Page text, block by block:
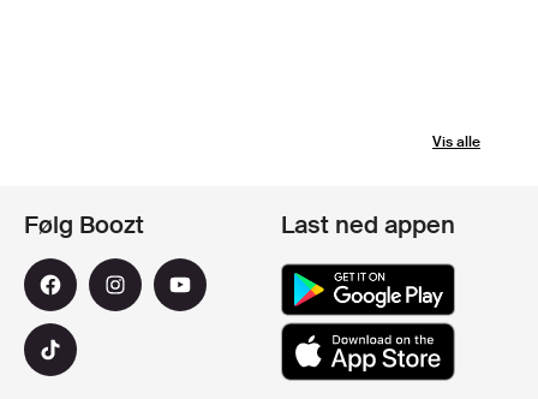
Vis alle
Følg Boozt Last ned appen